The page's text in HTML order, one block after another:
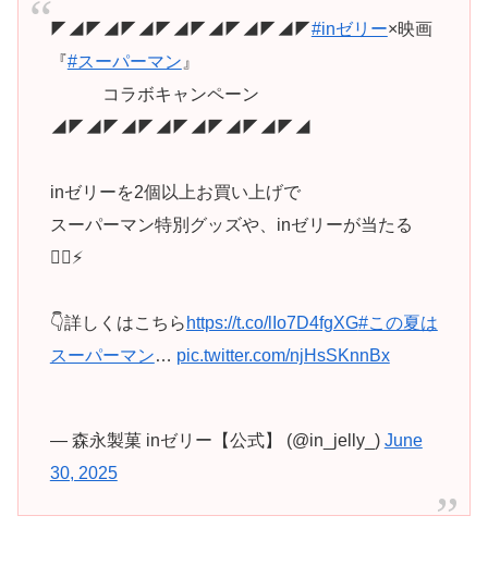
◤◢◤◢◤◢◤◢◤◢◤◢◤◢◤#inゼリー×映画
『#スーパーマン 』
コラボキャンペーン
◢◤◢◤◢◤◢◤◢◤◢◤◢◤◢
inゼリーを2個以上お買い上げで
スーパーマン特別グッズや、inゼリーが当たる
🦸‍♂️⚡️
👇詳しくはこちら https://t.co/lIo7D4fgXG#この夏は
スーパーマン… pic.twitter.com/njHsSKnnBx
— 森永製菓 inゼリー【公式】 (@in_jelly_) June
30, 2025